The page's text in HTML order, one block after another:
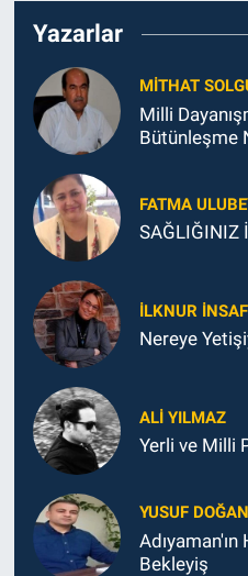
Yazarlar
MITHAT
Milli
Bütünleşme
FATMA
SAĞLIĞINIZ
İLKNUR
Nereye
ALI YILMAZ
Yerli ve Milli
YUSUF DOĞAN
Bekleyiş
BİLİM VE TEKNOLOJİ
Şambayat Haber